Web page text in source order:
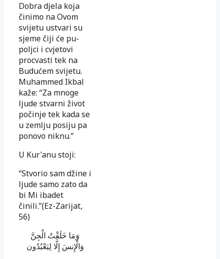
Dobra djela koja
činimo na Ovom
svijetu ustvari su
sjeme čiji će pu­
poljci i cvjetovi
procvasti tek na
Budućem svijetu.
Muhammed Ikbal
kaže: “Za mnoge
ljude stvarni život
počinje tek kada se
u zemlju posiju pa
ponovo niknu.”
U Kur'anu stoji:
“Stvorio sam džine i
ljude samo zato da
bi Mi ibadet
činili.”(Ez-Zari­jat,
56)
وَمَا خَلَقْتُ الْجِنَّ
وَالْإِنسَ إِلَّا لِيَعْبُدُون